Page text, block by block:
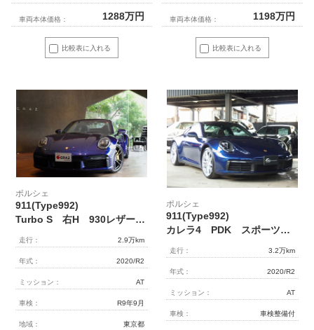
比較表に入れる
車両本体価格： 1288万円
比較表に入れる
車両本体価格： 1198万円
ポルシェ
911(Type992)
Turbo S 右H 930レザーPKG マトリクスLED BOSEサウンドシステム
走行： 2.9万km
年式： 2020/R2
ミッション： AT
車検： R9年9月
地域： 東京都
ポルシェ
911(Type992)
カレラ4 PDK スポーツクロノ レザーインテリア シートヒーター
走行： 3.2万km
年式： 2020/R2
ミッション： AT
車検： 車検整備付